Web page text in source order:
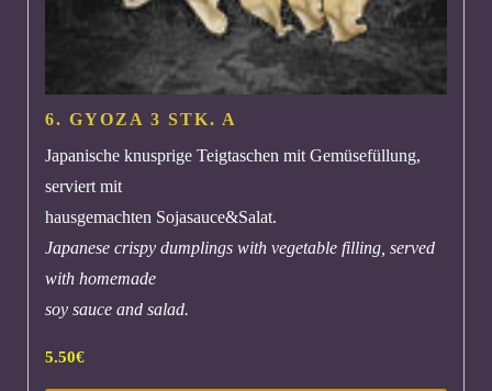
6. GYOZA 3 STK. A
Japanische knusprige Teigtaschen mit Gemüsefüllung,
serviert mit
hausgemachten Sojasauce&Salat.
Japanese crispy dumplings with vegetable filling, served
with homemade
soy sauce and salad.
5.50€